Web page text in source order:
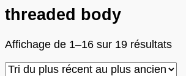
threaded body
Affichage de 1–16 sur 19 résultatsTrié
plus